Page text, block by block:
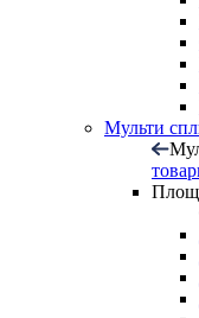
Мульти